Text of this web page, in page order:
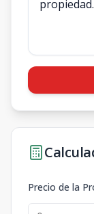
Precio de la